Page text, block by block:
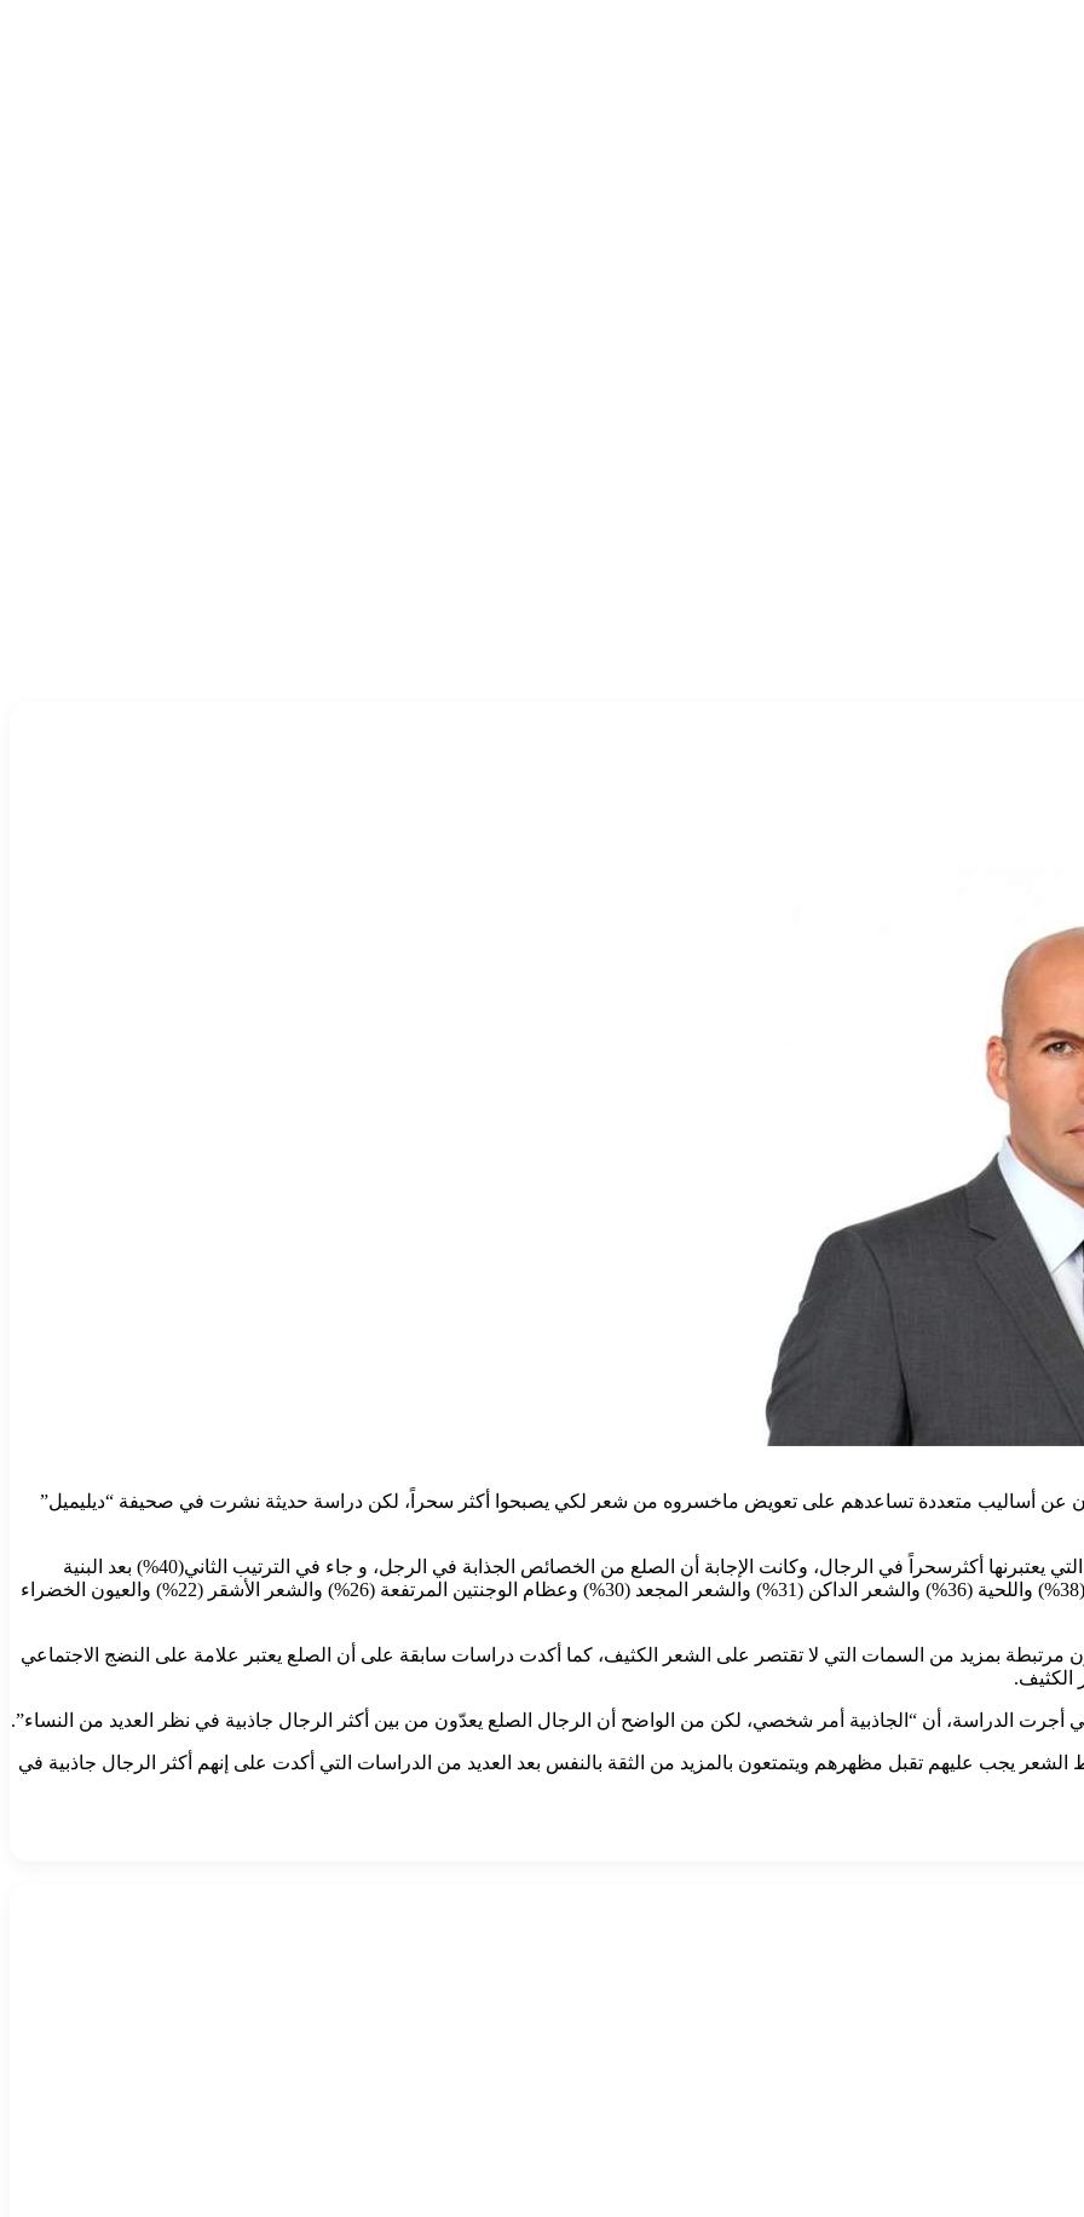
عن أساليب متعددة تساعدهم على تعويض ماخسروه من شعر لكي يصبحوا أكثر سحراً، لكن دراسة حديثة نشرت في صحيفة “ديليميل”
أُجريت الدراسة على 2000 امرأةاللواتي وُجه إليهن سؤال عن الصفات التي يعتبرنها أكثرسحراً في الرجال، وكانت الإجابة أن الصلع من الخصائص الجذابة في الرجل، و جاء في الترتيب الثاني(40%) بعد البنية
العضلية التي تصدرت اللائحة بنسبة 42%، متفوقا على العيون الزرقاء (38%) واللحية (36%) والشعر الداكن (31%) والشعر المجعد (30%) وعظام الوجنتين المرتفعة (26%) والشعر الأشقر (22%) والعيون الخضراء
مرتبطة بمزيد من السمات التي لا تقتصر على الشعر الكثيف، كما أكدت دراسات سابقة على أن الصلع يعتبر علامة على النضج الاجتماعي
الكثيف.
أجرت الدراسة، أن “الجاذبية أمر شخصي، لكن من الواضح أن الرجال الصلع يعدّون من بين أكثر الرجال جاذبية في نظر العديد من النساء”.
يجب عليهم تقبل مظهرهم ويتمتعون بالمزيد من الثقة بالنفس بعد العديد من الدراسات التي أكدت على إنهم أكثر الرجال جاذبية في